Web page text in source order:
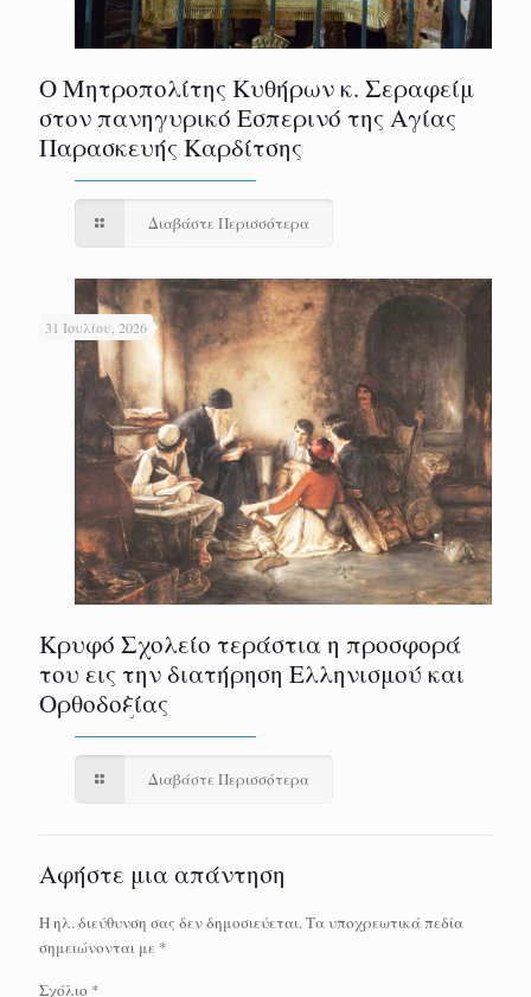
Ο Μητροπολίτης Κυθήρων κ. Σεραφείμ
στον πανηγυρικό Εσπερινό της Αγίας
Παρασκευής Καρδίτσης
Διαβάστε Περισσότερα
31 Ιουλίου, 2026
Κρυφό Σχολείο τεράστια η προσφορά
του εις την διατήρηση Ελληνισμού και
Ορθοδοξίας
Διαβάστε Περισσότερα
Αφήστε μια απάντηση
Η ηλ. διεύθυνση σας δεν δημοσιεύεται.Τα υποχρεωτικά πεδία
σημειώνονται με *
Σχόλιο *